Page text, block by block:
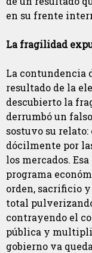
en su frente
La fragilidad
La contundencia
resultado de la
descubierto la
derrumbó un
sostuvo su
dócilmente por
los mercados.
programa
orden, sacrificio
total
contrayendo el
pública y
gobierno va